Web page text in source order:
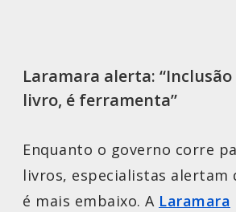
Laramara alerta: “Inclusão
livro, é ferramenta”
Enquanto o governo corre
livros, especialistas alertam
é mais embaixo. A Laramara